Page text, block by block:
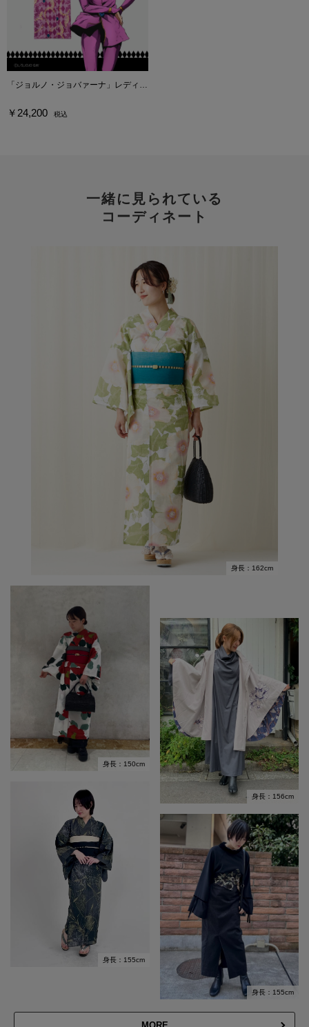
「ジョルノ・ジョバァーナ」レディース浴衣・へこ帯セット
￥24,200 税込
一緒に見られている
コーディネート
身長：162cm
身長：150cm
身長：156cm
身長：155cm
身長：155cm